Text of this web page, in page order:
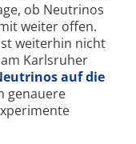
ob Neutrinos
weiter offen.
weiterhin nicht
Karlsruher
auf die
genauere